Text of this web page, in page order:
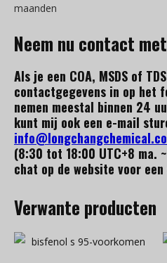
maanden
Neem nu contact
Als je een COA, MSDS of
contactgegevens in op het
nemen meestal binnen 24
kunt mij ook een e-mail
(8:30 tot 18:00 UTC+8 ma.
chat op de website voor
Verwante producten